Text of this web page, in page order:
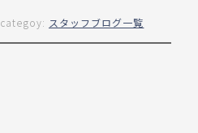
categoy: スタッフブログ一覧